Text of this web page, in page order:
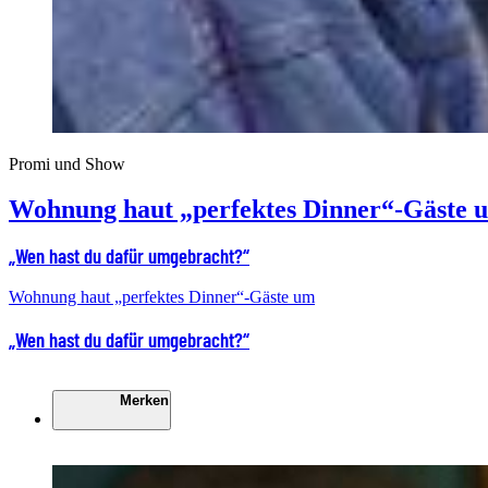
Promi und Show
Wohnung haut „perfektes Dinner“-Gäste
„Wen hast du dafür umgebracht?“
Wohnung haut „perfektes Dinner“-Gäste um
„Wen hast du dafür umgebracht?“
Merken